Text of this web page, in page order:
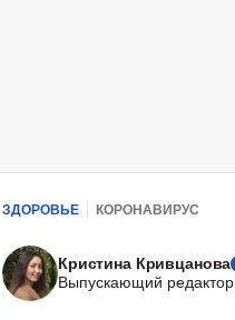
ЗДОРОВЬЕ КОРОНАВИРУС
Кристина Кривцанова
Выпускающий редактор